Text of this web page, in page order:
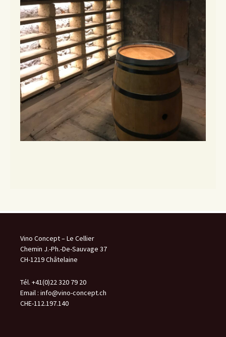
Vino Concept – Le Cellier
Chemin J.-Ph.-De-Sauvage 37
CH-1219 Châtelaine
Tél. +41(0)22 320 79 20
Email : info@vino-concept.ch
CHE-112.197.140